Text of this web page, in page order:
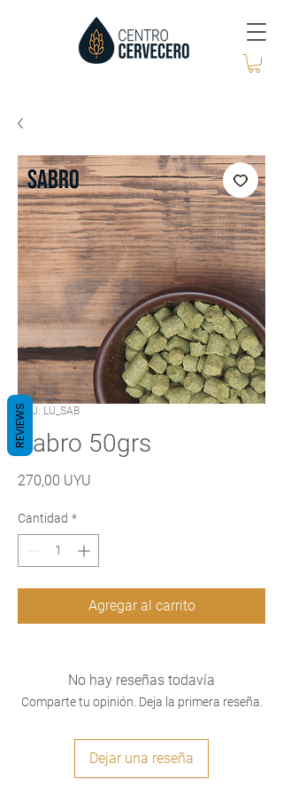
SKU: LU_SAB
Sabro 50grs
270,00 UYU
Cantidad *
Agregar al carrito
No hay reseñas todavía
Comparte tu opinión. Deja la primera reseña.
Dejar una reseña
REVIEWS